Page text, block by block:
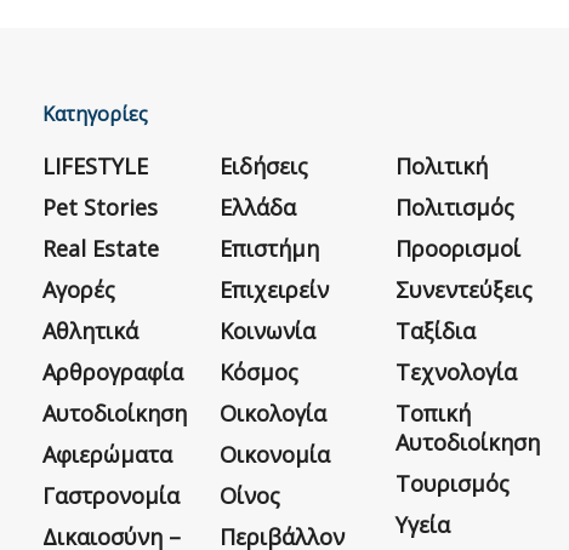
Κατηγορίες
LIFESTYLE
Pet Stories
Real Estate
Αγορές
Αθλητικά
Αρθρογραφία
Αυτοδιοίκηση
Αφιερώματα
Γαστρονομία
Δικαιοσύνη –
Ειδήσεις
Ελλάδα
Επιστήμη
Επιχειρείν
Κοινωνία
Κόσμος
Οικολογία
Οικονομία
Οίνος
Περιβάλλον
Πολιτική
Πολιτισμός
Προορισμοί
Συνεντεύξεις
Ταξίδια
Τεχνολογία
Τοπική
Αυτοδιοίκηση
Τουρισμός
Υγεία